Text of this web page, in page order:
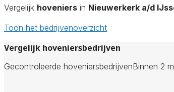
Vergelijk hoveniers in Nieuwerkerk a/d
Toon het bedrijvenoverzicht
Vergelijk hoveniersbedrijven
Gecontroleerde hoveniersbedrijvenBinnen 2